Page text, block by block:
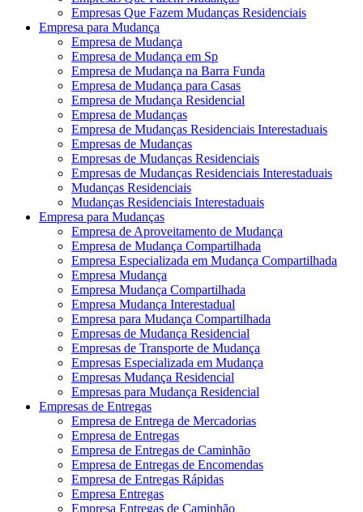
Empresas Que Fazem Mudanças Residenciais
Empresa para Mudança
Empresa de Mudança
Empresa de Mudança em Sp
Empresa de Mudança na Barra Funda
Empresa de Mudança para Casas
Empresa de Mudança Residencial
Empresa de Mudanças
Empresa de Mudanças Residenciais Interestaduais
Empresas de Mudanças
Empresas de Mudanças Residenciais
Empresas de Mudanças Residenciais Interestaduais
Mudanças Residenciais
Mudanças Residenciais Interestaduais
Empresa para Mudanças
Empresa de Aproveitamento de Mudança
Empresa de Mudança Compartilhada
Empresa Especializada em Mudança Compartilhada
Empresa Mudança
Empresa Mudança Compartilhada
Empresa Mudança Interestadual
Empresa para Mudança Compartilhada
Empresas de Mudança Residencial
Empresas de Transporte de Mudança
Empresas Especializada em Mudança
Empresas Mudança Residencial
Empresas para Mudança Residencial
Empresas de Entregas
Empresa de Entrega de Mercadorias
Empresa de Entregas
Empresa de Entregas de Caminhão
Empresa de Entregas de Encomendas
Empresa de Entregas Rápidas
Empresa Entregas
Empresa Entregas de Caminhão